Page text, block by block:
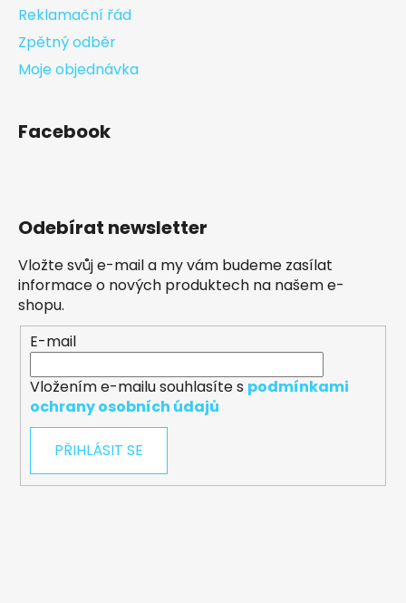
Reklamační řád
Zpětný odběr
Moje objednávka
Facebook
Odebírat newsletter
Vložte svůj e-mail a my vám budeme zasílat
informace o nových produktech na našem e-
shopu.
E-mail
Vložením e-mailu souhlasíte s podmínkami
ochrany osobních údajů
PŘIHLÁSIT SE